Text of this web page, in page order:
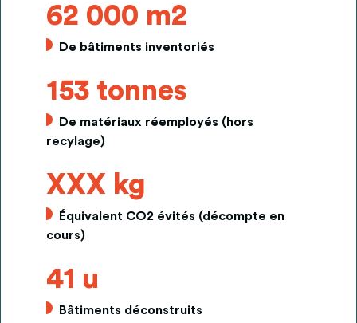
62 000 m2
De bâtiments inventoriés
153 tonnes
De matériaux réemployés (hors
recylage)
XXX kg
Équivalent CO2 évités (décompte en
cours)
41 u
Bâtiments déconstruits